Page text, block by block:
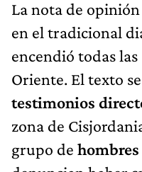
La nota de
en el tradicional
encendió todas
Oriente. El texto
testimonios
zona de
grupo de